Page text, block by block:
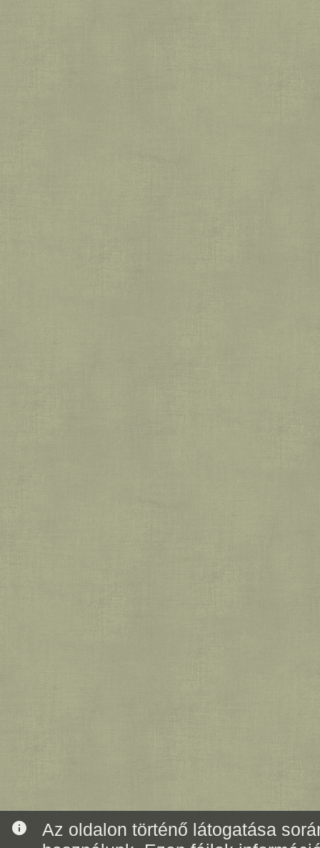
info
Az oldalon történő látogatása